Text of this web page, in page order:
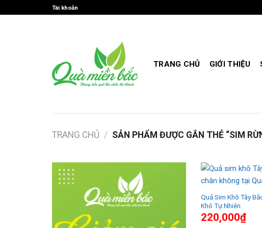
to
Tài khoản
TRANG CHỦ GIỚI THIỆU
TRANG CHỦ / SẢN PHẨM ĐƯỢC GẮN THẺ “SIM
Quả Sim Khô Tây
Khô Tự Nhiên
220,000₫